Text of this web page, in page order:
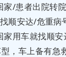
家/患者出院转
顺安达/危重病
用车就找顺
，车上备有急